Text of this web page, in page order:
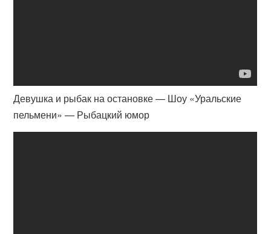
Девушка и рыбак на остановке — Шоу «Уральские
пельмени» — Рыбацкий юмор